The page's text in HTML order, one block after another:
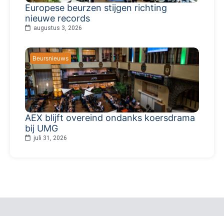
Europese beurzen stijgen richting
nieuwe records
augustus 3, 2026
Beursnieuws
AEX blijft overeind ondanks koersdrama
bij UMG
juli 31, 2026